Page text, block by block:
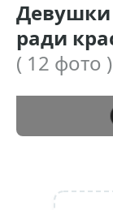
Девушки
ради
( 12 фото )